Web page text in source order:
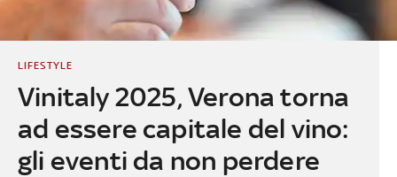
Vinitaly 2025, Verona torna
ad essere capitale del vino:
gli eventi da non perdere
LIFESTYLE